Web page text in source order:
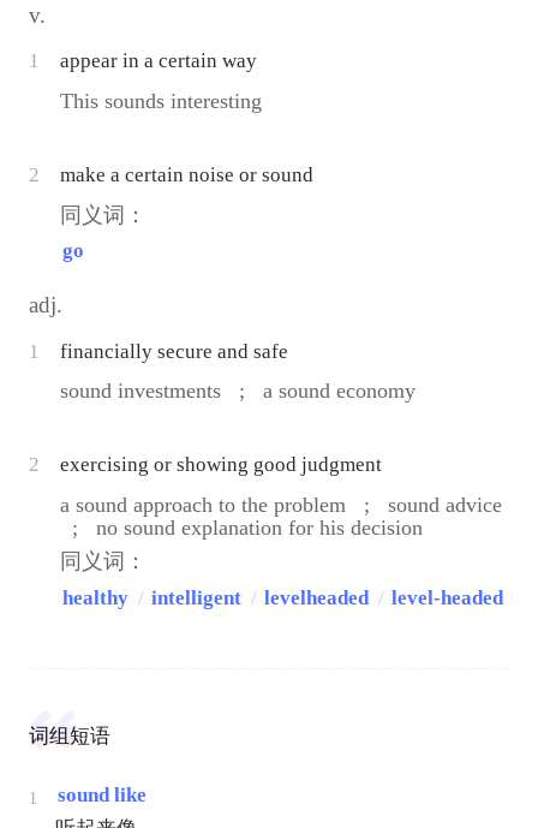
v.
1 appear in a certain way
This sounds interesting
2 make a certain noise or sound
同义词：
go
adj.
1 financially secure and safe
sound investments ; a sound economy
2 exercising or showing good judgment
a sound approach to the problem ;
sound advice
;
no sound explanation for his decision
同义词：
healthy / intelligent / levelheaded/ level-headed
词组短语
1
sound like